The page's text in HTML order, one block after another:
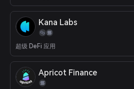
Kana Labs
超级 DeFi 应用
Apricot Finance